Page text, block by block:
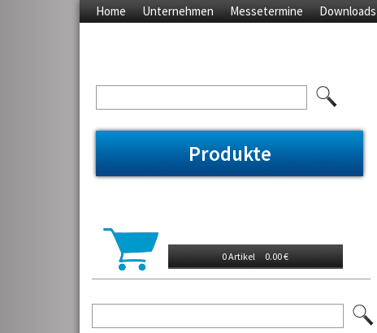
Home Unternehmen Messetermine Downloads
Produkte
0 Artikel 0.00 €